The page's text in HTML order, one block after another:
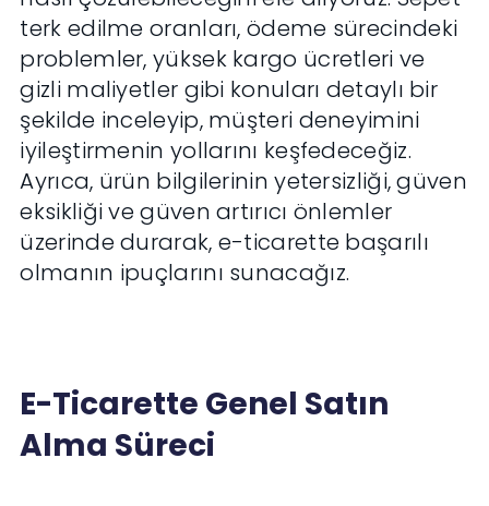
terk edilme oranları, ödeme sürecindeki
problemler, yüksek kargo ücretleri ve
gizli maliyetler gibi konuları detaylı bir
şekilde inceleyip, müşteri deneyimini
iyileştirmenin yollarını keşfedeceğiz.
Ayrıca, ürün bilgilerinin yetersizliği, güven
eksikliği ve güven artırıcı önlemler
üzerinde durarak, e-ticarette başarılı
olmanın ipuçlarını sunacağız.
E-Ticarette Genel Satın
Alma Süreci